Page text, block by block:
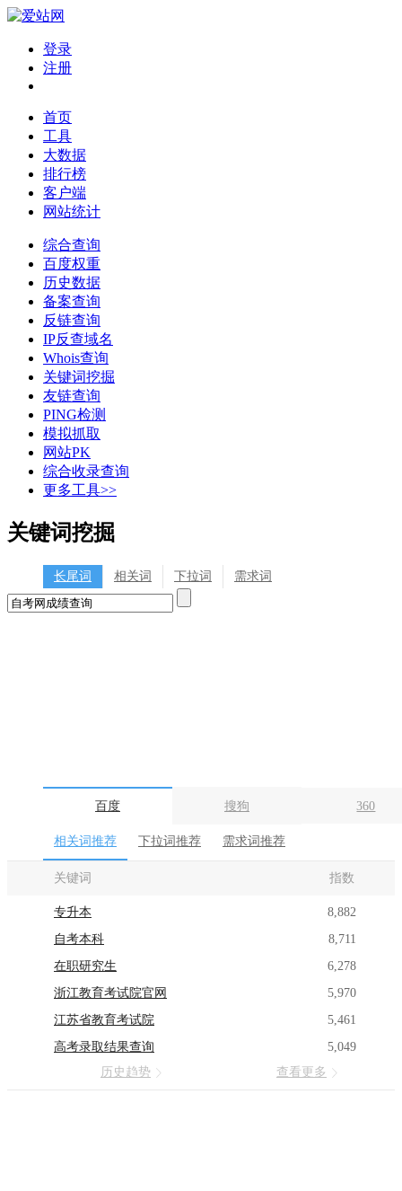
登录
注册
首页
工具
大数据
排行榜
客户端
网站统计
综合查询
百度权重
历史数据
备案查询
反链查询
IP反查域名
Whois查询
关键词挖掘
友链查询
PING检测
模拟抓取
网站PK
综合收录查询
更多工具>>
关键词挖掘
长尾词 相关词 下拉词 需求词
百度 搜狗 360
相关词推荐 下拉词推荐 需求词推荐
关键词 指数
专升本
8,882
自考本科
8,711
在职研究生
6,278
浙江教育考试院官网
5,970
江苏省教育考试院
5,461
高考录取结果查询
5,049
历史趋势
查看更多